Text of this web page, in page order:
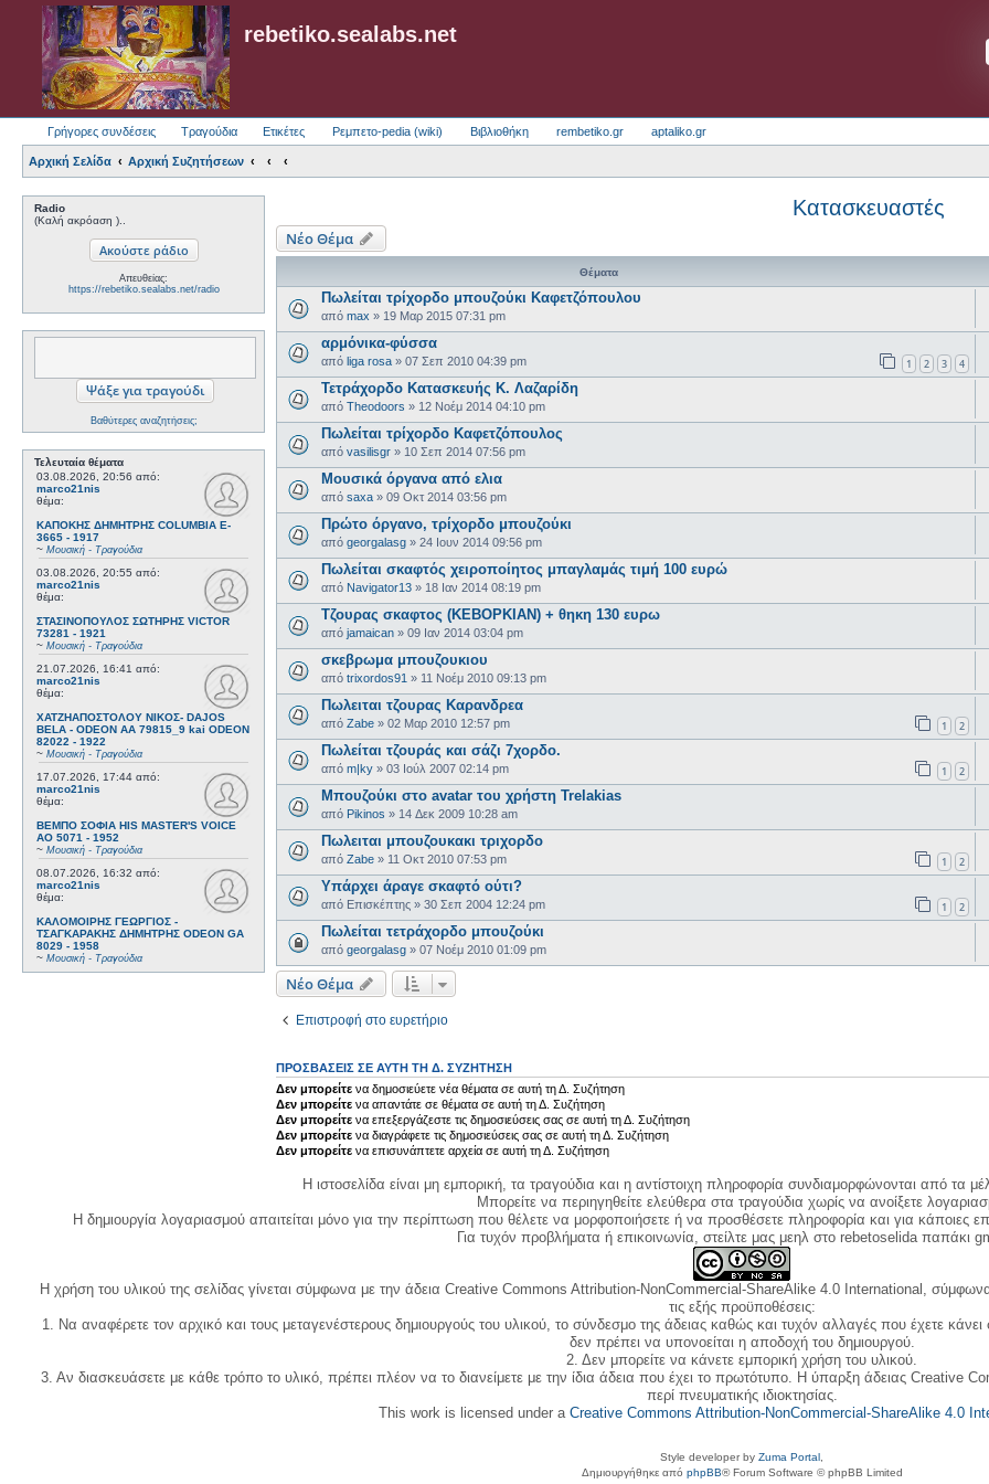
rebetiko.sealabs.net
Γρήγορες συνδέσεις Τραγούδια Ετικέτες Ρεμπετο-pedia (wiki) Βιβλιοθήκη rembetiko.gr aptaliko.gr
Αρχική Σελίδα Αρχική Συζητήσεων
Radio
(Καλή ακρόαση )..
Απευθείας:
https://rebetiko.sealabs.net/radio
Βαθύτερες αναζητήσεις;
Τελευταία θέματα
03.08.2026, 20:56 από:
marco21nis
θέμα:
ΚΑΠΟΚΗΣ ΔΗΜΗΤΡΗΣ COLUMBIA E-
3665 - 1917
~ Μουσική - Τραγούδια
03.08.2026, 20:55 από:
marco21nis
θέμα:
ΣΤΑΣΙΝΟΠΟΥΛΟΣ ΣΩΤΗΡΗΣ VICTOR
73281 - 1921
~ Μουσική - Τραγούδια
21.07.2026, 16:41 από:
marco21nis
θέμα:
ΧΑΤΖΗΑΠΟΣΤΟΛΟΥ ΝΙΚΟΣ- DAJOS
BELA - ODEON AA 79815_9 kai ODEON
82022 - 1922
~ Μουσική - Τραγούδια
17.07.2026, 17:44 από:
marco21nis
θέμα:
ΒΕΜΠΟ ΣΟΦΙΑ HIS MASTER'S VOICE
AO 5071 - 1952
~ Μουσική - Τραγούδια
08.07.2026, 16:32 από:
marco21nis
θέμα:
ΚΑΛΟΜΟΙΡΗΣ ΓΕΩΡΓΙΟΣ -
ΤΣΑΓΚΑΡΑΚΗΣ ΔΗΜΗΤΡΗΣ ODEON GA
8029 - 1958
~ Μουσική - Τραγούδια
Κατασκευαστές
Νέο Θέμα
Θέματα
Πωλείται τρίχορδο μπουζούκι Καφετζόπουλου
από max » 19 Μαρ 2015 07:31 pm
αρμόνικα-φύσσα
από liga rosa » 07 Σεπ 2010 04:39 pm 1 2 3 4
Τετράχορδο Κατασκευής Κ. Λαζαρίδη
από Theodoors » 12 Νοέμ 2014 04:10 pm
Πωλείται τρίχορδο Καφετζόπουλος
από vasilisgr » 10 Σεπ 2014 07:56 pm
Μουσικά όργανα από ελια
από saxa » 09 Οκτ 2014 03:56 pm
Πρώτο όργανο, τρίχορδο μπουζούκι
από georgalasg » 24 Ιουν 2014 09:56 pm
Πωλείται σκαφτός χειροποίητος μπαγλαμάς τιμή 100 ευρώ
από Navigator13 » 18 Ιαν 2014 08:19 pm
Τζουρας σκαφτος (ΚΕΒΟΡΚΙΑΝ) + θηκη 130 ευρω
από jamaican » 09 Ιαν 2014 03:04 pm
σκεβρωμα μπουζουκιου
από trixordos91 » 11 Νοέμ 2010 09:13 pm
Πωλειται τζουρας Καρανδρεα
από Zabe » 02 Μαρ 2010 12:57 pm 1 2
Πωλείται τζουράς και σάζι 7χορδο.
από m|ky » 03 Ιούλ 2007 02:14 pm 1 2
Μπουζούκι στο avatar του χρήστη Trelakias
από Pikinos » 14 Δεκ 2009 10:28 am
Πωλειται μπουζουκακι τριχορδο
από Zabe » 11 Οκτ 2010 07:53 pm 1 2
Υπάρχει άραγε σκαφτό ούτι?
από Επισκέπτης » 30 Σεπ 2004 12:24 pm 1 2
Πωλείται τετράχορδο μπουζούκι
από georgalasg » 07 Νοέμ 2010 01:09 pm
Νέο Θέμα
Επιστροφή στο ευρετήριο
ΠΡΟΣΒΆΣΕΙΣ ΣΕ ΑΥΤΉ ΤΗ Δ. ΣΥΖΉΤΗΣΗ
Δεν μπορείτε να δημοσιεύετε νέα θέματα σε αυτή τη Δ. Συζήτηση
Δεν μπορείτε να απαντάτε σε θέματα σε αυτή τη Δ. Συζήτηση
Δεν μπορείτε να επεξεργάζεστε τις δημοσιεύσεις σας σε αυτή τη Δ. Συζήτηση
Δεν μπορείτε να διαγράφετε τις δημοσιεύσεις σας σε αυτή τη Δ. Συζήτηση
Δεν μπορείτε να επισυνάπτετε αρχεία σε αυτή τη Δ. Συζήτηση
Η ιστοσελίδα είναι μη εμπορική, τα τραγούδια και η αντίστοιχη πληροφορία συνδιαμορφώνονται από τα
Μπορείτε να περιηγηθείτε ελεύθερα στα τραγούδια χωρίς να ανοίξετε
Η δημιουργία λογαριασμού απαιτείται μόνο για την περίπτωση που θέλετε να μορφοποιήσετε ή να προσθέσετε πληροφορία και για κάποιες
Για τυχόν προβλήματα ή επικοινωνία, στείλτε μας μεηλ στο rebetoselida παπάκι
Η χρήση του υλικού της σελίδας γίνεται σύμφωνα με την άδεια Creative Commons Attribution-NonCommercial-ShareAlike 4.0 International, σύμφωνα
τις εξής προϋποθέσεις:
1. Να αναφέρετε τον αρχικό και τους μεταγενέστερους δημιουργούς του υλικού, το σύνδεσμο της άδειας καθώς και τυχόν αλλαγές που έχετε
δεν πρέπει να υπονοείται η αποδοχή του δημιουργού.
2. Δεν μπορείτε να κάνετε εμπορική χρήση του υλικού.
3. Αν διασκευάσετε με κάθε τρόπο το υλικό, πρέπει πλέον να το διανείμετε με την ίδια άδεια που έχει το πρωτότυπο. Η ύπαρξη άδειας Creative
περί πνευματικής ιδιοκτησίας.
This work is licensed under a Creative Commons Attribution-NonCommercial-ShareAlike 4.0
Style developer by Zuma Portal
Δημιουργήθηκε από phpBB® Forum Software © phpBB Limited